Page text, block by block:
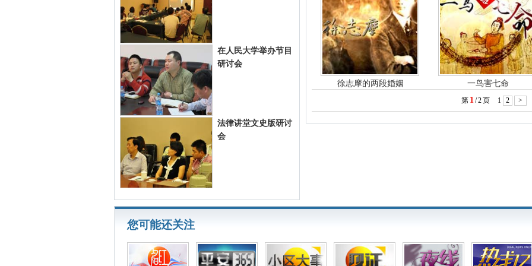
在人民大学举办节目
研讨会
法律讲堂文史版研讨
会
徐志摩的两段婚姻 一鸟害七命
第 1 /2页 1 2 >
您可能还关注